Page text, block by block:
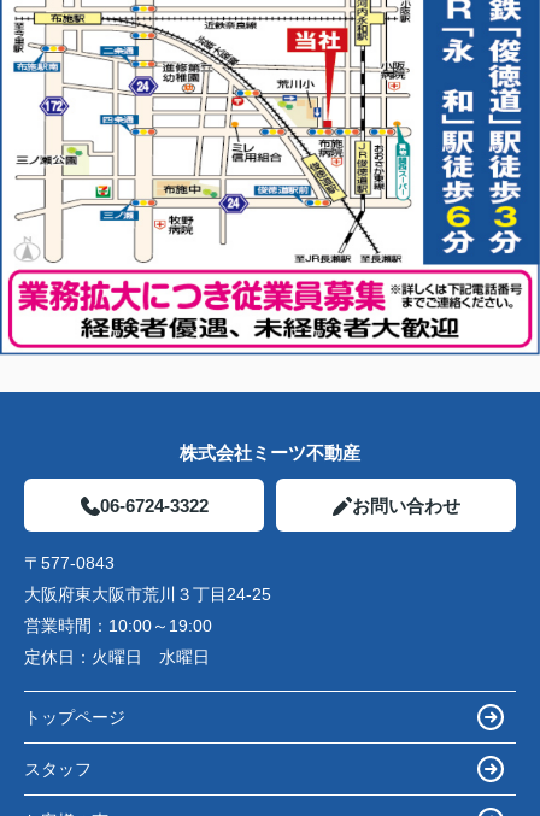
株式会社ミーツ不動産
06-6724-3322 お問い合わせ
〒577-0843
大阪府東大阪市荒川３丁目24-25
営業時間： 10:00～19:00
定休日： 火曜日 水曜日
トップページ
スタッフ